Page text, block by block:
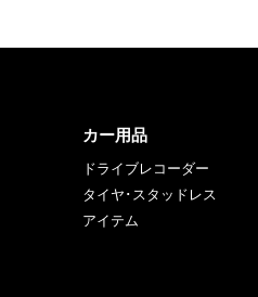
カー用品
ドライブレコーダー
タイヤ･スタッドレス
アイテム